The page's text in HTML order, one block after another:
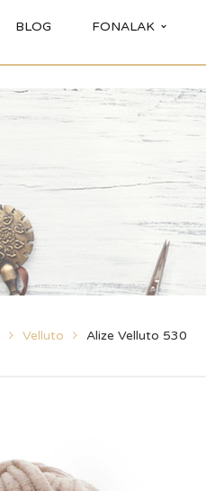
BLOG FONALAK
Velluto Alize Velluto 530